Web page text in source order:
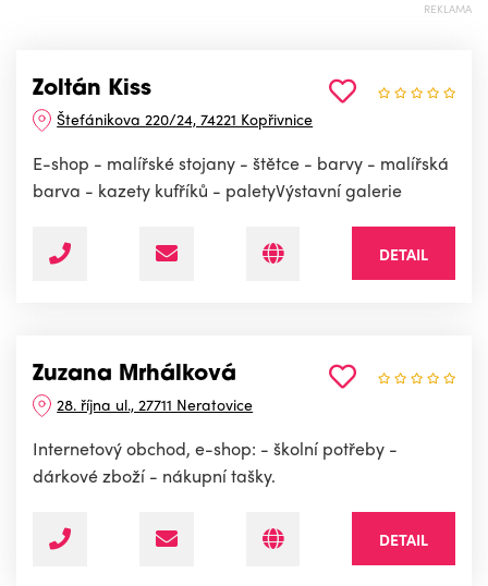
REKLAMA
Zoltán Kiss
Štefánikova 220/24, 74221 Kopřivnice
E-shop - malířské stojany - štětce - barvy - malířská
barva - kazety kufříků - paletyVýstavní galerie
DETAIL
Zuzana Mrhálková
28. října ul., 27711 Neratovice
Internetový obchod, e-shop: - školní potřeby -
dárkové zboží - nákupní tašky.
DETAIL